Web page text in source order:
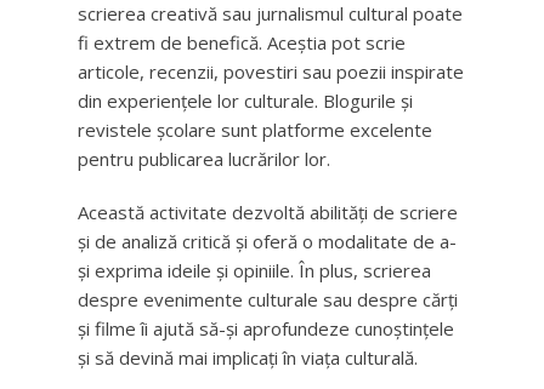
scrierea creativă sau jurnalismul cultural poate
fi extrem de benefică. Aceștia pot scrie
articole, recenzii, povestiri sau poezii inspirate
din experiențele lor culturale. Blogurile și
revistele școlare sunt platforme excelente
pentru publicarea lucrărilor lor.
Această activitate dezvoltă abilități de scriere
și de analiză critică și oferă o modalitate de a-
și exprima ideile și opiniile. În plus, scrierea
despre evenimente culturale sau despre cărți
și filme îi ajută să-și aprofundeze cunoștințele
și să devină mai implicați în viața culturală.